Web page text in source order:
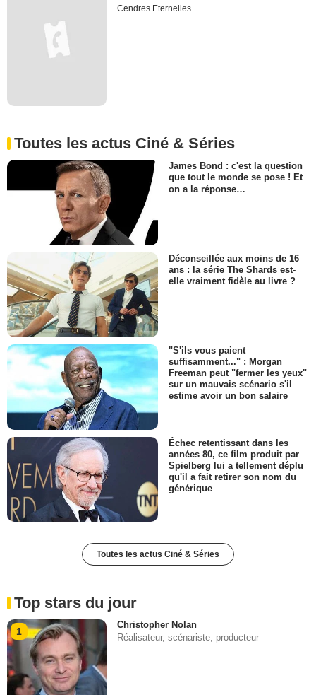
Cendres Eternelles
Toutes les actus Ciné & Séries
James Bond : c'est la question
que tout le monde se pose ! Et
on a la réponse…
Déconseillée aux moins de 16
ans : la série The Shards est-
elle vraiment fidèle au livre ?
"S'ils vous paient
suffisamment..." : Morgan
Freeman peut "fermer les yeux"
sur un mauvais scénario s'il
estime avoir un bon salaire
Échec retentissant dans les
années 80, ce film produit par
Spielberg lui a tellement déplu
qu'il a fait retirer son nom du
générique
Toutes les actus Ciné & Séries
Top stars du jour
1
Christopher Nolan
Réalisateur, scénariste, producteur